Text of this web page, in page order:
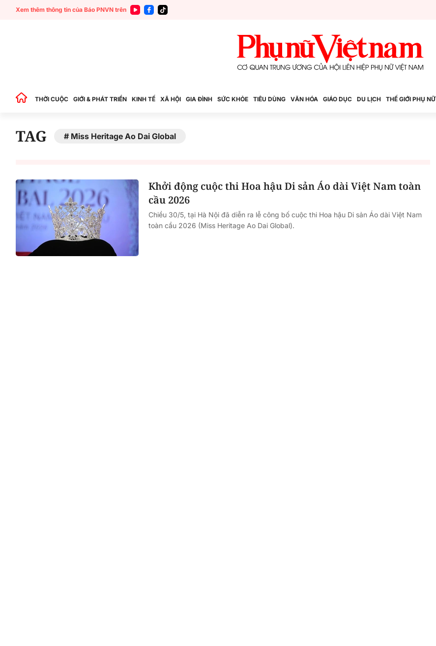
Xem thêm thông tin của Báo PNVN trên
THỜI CUỘC GIỚI & PHÁT TRIỂN KINH TẾ XÃ HỘI GIA ĐÌNH SỨC KHỎE TIÊU DÙNG VĂN HÓA GIÁO DỤC DU LỊCH THẾ GIỚI PHỤ NỮ
TAG Miss Heritage Ao Dai Global
Khởi động cuộc thi Hoa hậu Di sản Áo dài Việt Nam toàn
cầu 2026
Chiều 30/5, tại Hà Nội đã diễn ra lễ công bố cuộc thi Hoa hậu Di sản Áo dài Việt Nam
toàn cầu 2026 (Miss Heritage Ao Dai Global).